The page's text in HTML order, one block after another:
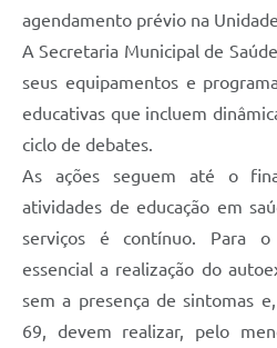
agendamento prévio na
A Secretaria Municipal de
seus equipamentos e
educativas que incluem
ciclo de debates.
As ações seguem até o
atividades de educação em
serviços é contínuo. Para
essencial a realização do
sem a presença de sintomas
69, devem realizar, pelo